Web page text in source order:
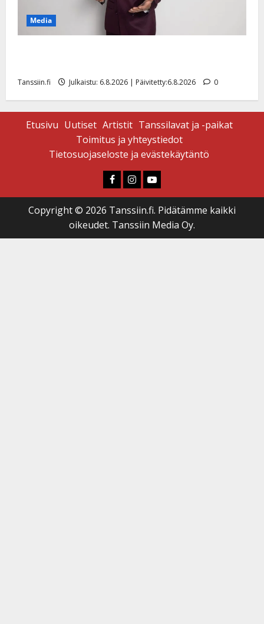
Media
Tanssiin.fi Julkaistu: 6.8.2026 | Päivitetty:6.8.2026 0
Etusivu Uutiset Artistit Tanssilavat ja -paikat
Toimitus ja yhteystiedot
Tietosuojaseloste ja evästekäytäntö
Faceboook
Instagram
Youtube
Copyright © 2026 Tanssiin.fi. Pidätämme kaikki
oikeudet. Tanssiin Media Oy.